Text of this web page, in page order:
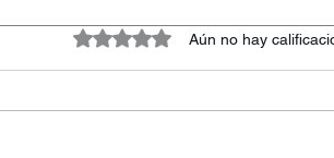
Obtuvo 0 de 5 estrellas.
Aún no hay